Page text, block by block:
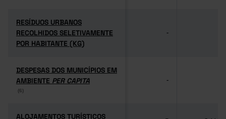
RESÍDUOS URBANOS
RECOLHIDOS SELETIVAMENTE
POR HABITANTE (KG)
RESÍDUOS URBANOS
RECOLHIDOS SELETIVAMENTE
POR HABITANTE (KG)
-
DESPESAS DOS MUNICÍPIOS EM
AMBIENTE PER CAPITA
(6)
DESPESAS DOS MUNICÍPIOS EM
AMBIENTE PER CAPITA
(6)
-
ALOJAMENTOS TURÍSTICOS
ALOJAMENTOS TURÍSTICOS